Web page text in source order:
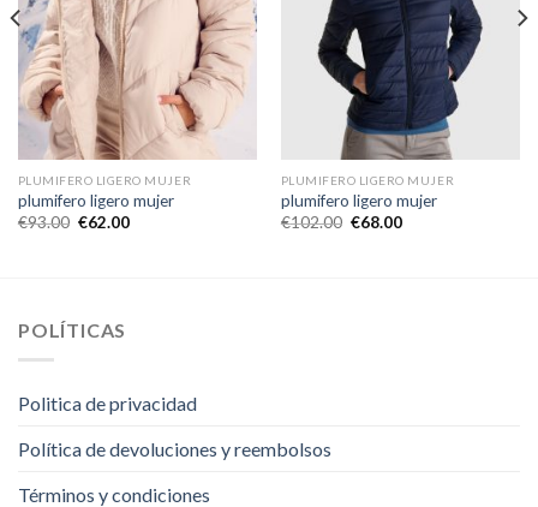
PLUMIFERO LIGERO MUJER
plumifero ligero mujer
€93.00 €62.00
PLUMIFERO LIGERO MUJER
plumifero ligero mujer
€102.00 €68.00
POLÍTICAS
Politica de privacidad
Política de devoluciones y reembolsos
Términos y condiciones